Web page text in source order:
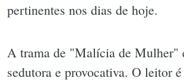
pertinentes nos dias de hoje.
A trama de "Malícia de Mulher"
sedutora e provocativa. O leitor